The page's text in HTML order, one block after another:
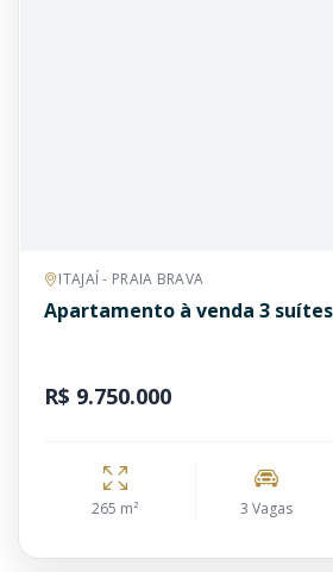
ITAJAÍ - PRAIA BRAVA
Apartamento à venda 3
R$ 9.750.000
265 m² 3 Vagas